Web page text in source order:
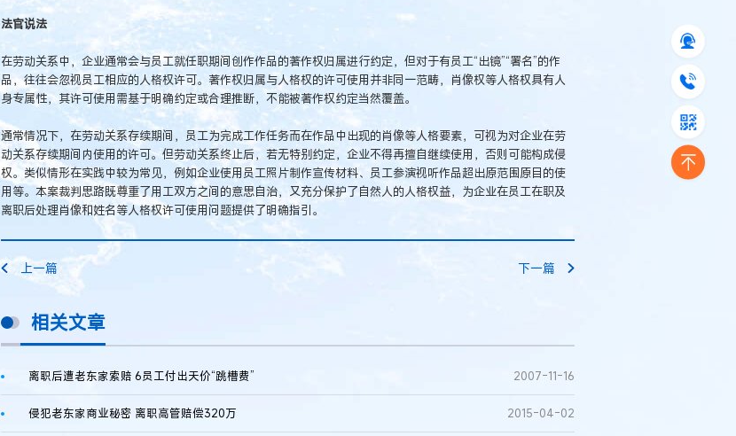
法官说法
在劳动关系中，企业通常会与员工就任职期间创作作品的著作权归属进行约定，但对于有员工“出镜”“署名”的作
品，往往会忽视员工相应的人格权许可。著作权归属与人格权的许可使用并非同一范畴，肖像权等人格权具有人
身专属性，其许可使用需基于明确约定或合理推断，不能被著作权约定当然覆盖。
通常情况下，在劳动关系存续期间，员工为完成工作任务而在作品中出现的肖像等人格要素，可视为对企业在劳
动关系存续期间内使用的许可。但劳动关系终止后，若无特别约定，企业不得再擅自继续使用，否则可能构成侵
权。类似情形在实践中较为常见，例如企业使用员工照片制作宣传材料、员工参演视听作品超出原范围原目的使
用等。本案裁判思路既尊重了用工双方之间的意思自治，又充分保护了自然人的人格权益，为企业在员工在职及
离职后处理肖像和姓名等人格权许可使用问题提供了明确指引。
上一篇 下一篇
相关文章
离职后遭老东家索赔 6员工付出天价“跳槽费” 2007-11-16
侵犯老东家商业秘密 离职高管赔偿320万 2015-04-02